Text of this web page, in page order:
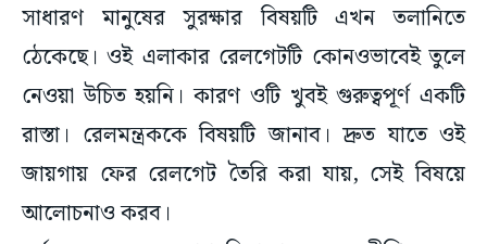
সাধারণ মানুষের সুরক্ষার বিষয়টি এখন তলানিতে
ঠেকেছে। ওই এলাকার রেলগেটটি কোনওভাবেই তুলে
নেওয়া উচিত হয়নি। কারণ ওটি খুবই গুরুত্বপূর্ণ একটি
রাস্তা। রেলমন্ত্রককে বিষয়টি জানাব। দ্রুত যাতে ওই
জায়গায় ফের রেলগেট তৈরি করা যায়, সেই বিষয়ে
আলোচনাও করব।